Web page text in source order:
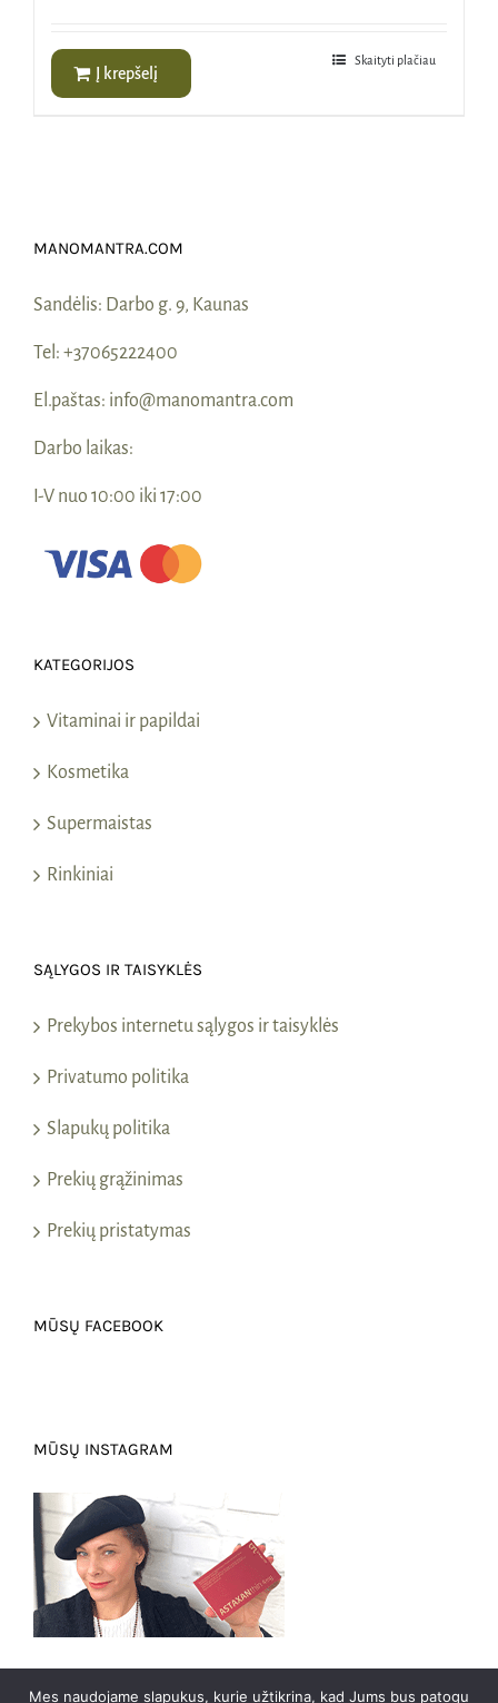
Į krepšelį
Skaityti plačiau
MANOMANTRA.COM
Sandėlis: Darbo g. 9, Kaunas
Tel: +37065222400
El.paštas: info@manomantra.com
Darbo laikas:
I-V nuo 10:00 iki 17:00
KATEGORIJOS
Vitaminai ir papildai
Kosmetika
Supermaistas
Rinkiniai
SĄLYGOS IR TAISYKLĖS
Prekybos internetu sąlygos ir taisyklės
Privatumo politika
Slapukų politika
Prekių grąžinimas
Prekių pristatymas
MŪSŲ FACEBOOK
MŪSŲ INSTAGRAM
Mes naudojame slapukus, kurie užtikrina, kad Jums bus patogu